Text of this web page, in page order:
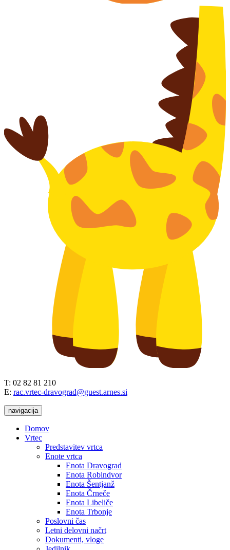
T: 02 82 81 210
E: rac.vrtec-dravograd@guest.arnes.si
navigacija
Domov
Vrtec
Predstavitev vrtca
Enote vrtca
Enota Dravograd
Enota Robindvor
Enota Šentjanž
Enota Črneče
Enota Libeliče
Enota Trbonje
Poslovni čas
Letni delovni načrt
Dokumenti, vloge